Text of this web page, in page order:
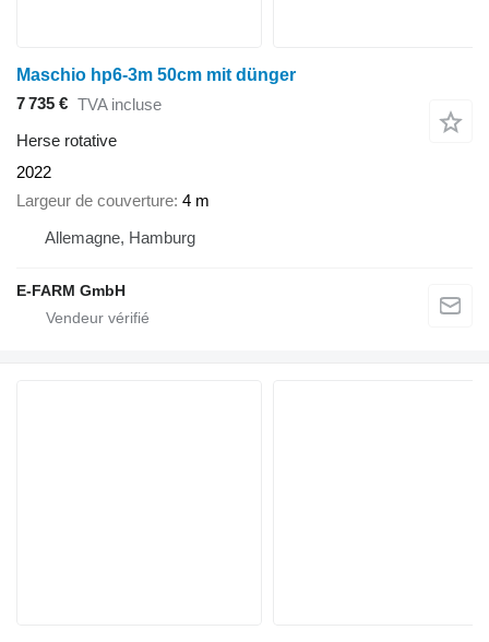
Maschio hp6-3m 50cm mit dünger
7 735 € TVA incluse
Herse rotative
2022
Largeur de couverture 4 m
Allemagne, Hamburg
E-FARM GmbH